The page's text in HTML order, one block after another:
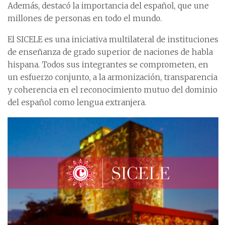
Además, destacó la importancia del español, que une
millones de personas en todo el mundo.
El SICELE es una iniciativa multilateral de instituciones
de enseñanza de grado superior de naciones de habla
hispana. Todos sus integrantes se comprometen, en
un esfuerzo conjunto, a la armonización, transparencia
y coherencia en el reconocimiento mutuo del dominio
del español como lengua extranjera.